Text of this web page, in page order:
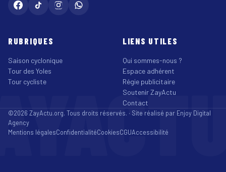
RUBRIQUES
Saison cyclonique
Tour des Yoles
Tour cycliste
LIENS UTILES
Qui sommes-nous ?
Espace adhérent
Régie publicitaire
Soutenir ZayActu
Contact
©2026 ZayActu.org. Tous droits réservés. · Site réalisé par Enjoy Digital
Agency
Mentions légalesConfidentialitéCookiesCGUAccessibilité